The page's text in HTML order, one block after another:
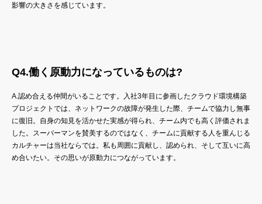
影響の大きさを感じています。
Q4.働く原動力になっているものは?
A.認め合える仲間がいることです。入社3年目に参画したクラウド環境構築
プロジェクトでは、ネットワークの故障が発生した際、チームで協力し無事
に復旧。自身の知見を活かせた実感が得られ、チーム内でも高く評価されま
した。スーパーマンを賛美するのではなく、チームに貢献する人を重んじる
カルチャーは当社ならでは。私も周囲に貢献し、認められ、そして互いに高
め合いたい。その思いが原動力につながっています。